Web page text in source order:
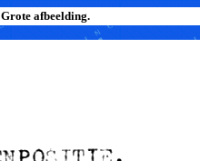
Grote afbeelding.